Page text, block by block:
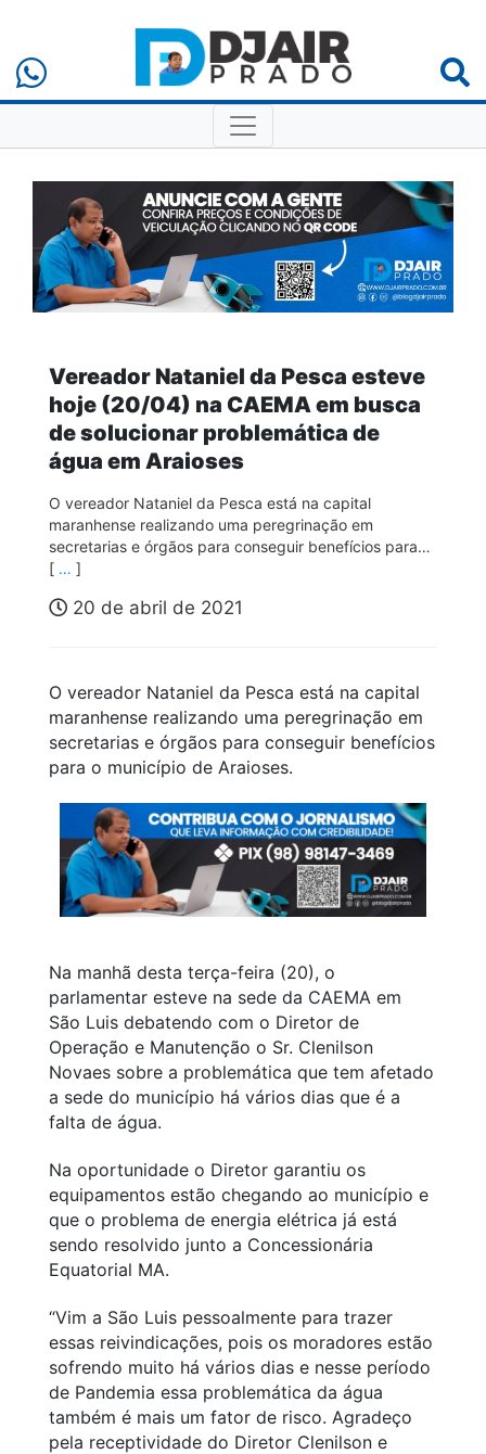
Vereador Nataniel da Pesca esteve
hoje (20/04) na CAEMA em busca
de solucionar problemática de
água em Araioses
O vereador Nataniel da Pesca está na capital
maranhense realizando uma peregrinação em
secretarias e órgãos para conseguir benefícios para…
[ … ]
20 de abril de 2021
O vereador Nataniel da Pesca está na capital
maranhense realizando uma peregrinação em
secretarias e órgãos para conseguir benefícios
para o município de Araioses.
Na manhã desta terça-feira (20), o
parlamentar esteve na sede da CAEMA em
São Luis debatendo com o Diretor de
Operação e Manutenção o Sr. Clenilson
Novaes sobre a problemática que tem afetado
a sede do município há vários dias que é a
falta de água.
Na oportunidade o Diretor garantiu os
equipamentos estão chegando ao município e
que o problema de energia elétrica já está
sendo resolvido junto a Concessionária
Equatorial MA.
“Vim a São Luis pessoalmente para trazer
essas reivindicações, pois os moradores estão
sofrendo muito há vários dias e nesse período
de Pandemia essa problemática da água
também é mais um fator de risco. Agradeço
pela receptividade do Diretor Clenilson e